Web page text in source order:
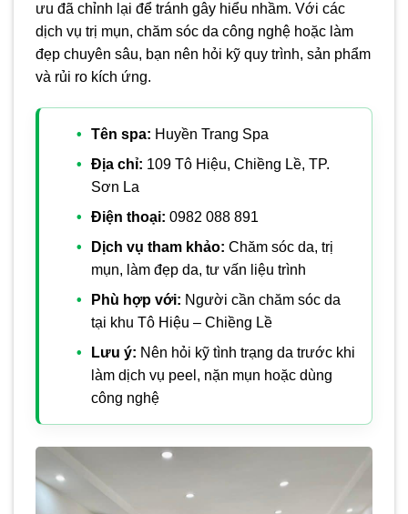
ưu đã chỉnh lại để tránh gây hiểu nhầm. Với các
dịch vụ trị mụn, chăm sóc da công nghệ hoặc làm
đẹp chuyên sâu, bạn nên hỏi kỹ quy trình, sản phẩm
và rủi ro kích ứng.
Tên spa: Huyền Trang Spa
Địa chỉ: 109 Tô Hiệu, Chiềng Lề, TP.
Sơn La
Điện thoại: 0982 088 891
Dịch vụ tham khảo: Chăm sóc da, trị
mụn, làm đẹp da, tư vấn liệu trình
Phù hợp với: Người cần chăm sóc da
tại khu Tô Hiệu – Chiềng Lề
Lưu ý: Nên hỏi kỹ tình trạng da trước khi
làm dịch vụ peel, nặn mụn hoặc dùng
công nghệ